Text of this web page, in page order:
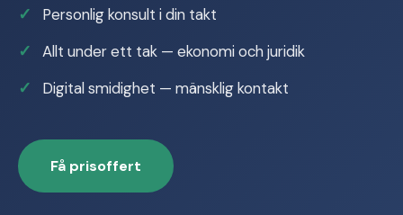
Personlig konsult i din takt
Allt under ett tak — ekonomi och juridik
Digital smidighet — mänsklig kontakt
Få prisoffert